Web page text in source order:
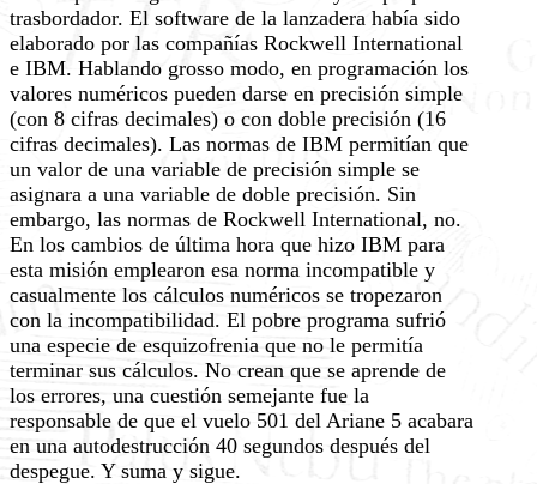
trasbordador. El software de la lanzadera había sido
elaborado por las compañías Rockwell International
e IBM. Hablando grosso modo, en programación los
valores numéricos pueden darse en precisión simple
(con 8 cifras decimales) o con doble precisión (16
cifras decimales). Las normas de IBM permitían que
un valor de una variable de precisión simple se
asignara a una variable de doble precisión. Sin
embargo, las normas de Rockwell International, no.
En los cambios de última hora que hizo IBM para
esta misión emplearon esa norma incompatible y
casualmente los cálculos numéricos se tropezaron
con la incompatibilidad. El pobre programa sufrió
una especie de esquizofrenia que no le permitía
terminar sus cálculos. No crean que se aprende de
los errores, una cuestión semejante fue la
responsable de que el vuelo 501 del Ariane 5 acabara
en una autodestrucción 40 segundos después del
despegue. Y suma y sigue.